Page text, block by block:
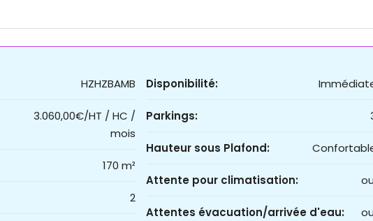
HZHZBAMB
3.060,00€/HT / HC /
mois
170 m²
2
Disponibilité:
Parkings:
Hauteur sous Plafond:
Attente pour climatisation:
Attentes évacuation/arrivée d'eau: